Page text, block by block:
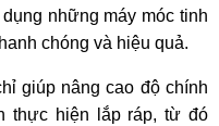
những máy móc tinh
chóng và hiệu quả.
giúp nâng cao độ chính
thực hiện lắp ráp, từ đó